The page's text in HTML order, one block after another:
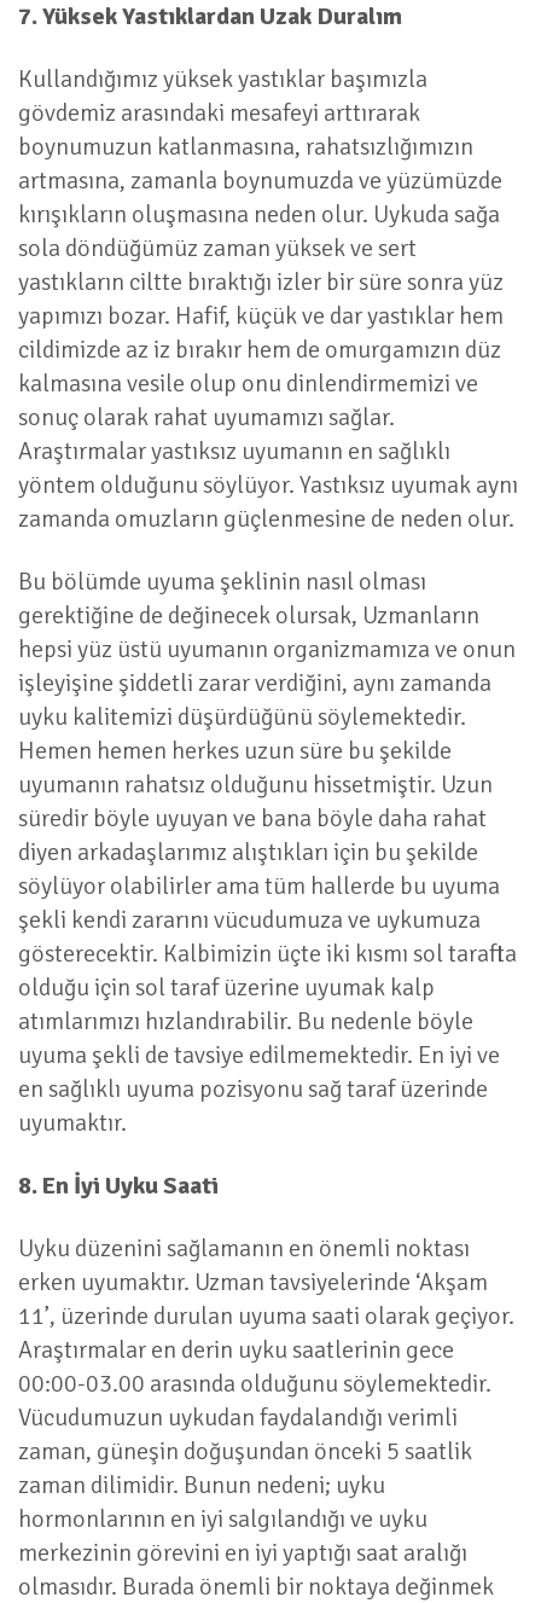
7. Yüksek Yastıklardan Uzak Duralım
Kullandığımız yüksek yastıklar başımızla
gövdemiz arasındaki mesafeyi arttırarak
boynumuzun katlanmasına, rahatsızlığımızın
artmasına, zamanla boynumuzda ve yüzümüzde
kırışıkların oluşmasına neden olur. Uykuda sağa
sola döndüğümüz zaman yüksek ve sert
yastıkların ciltte bıraktığı izler bir süre sonra yüz
yapımızı bozar. Hafif, küçük ve dar yastıklar hem
cildimizde az iz bırakır hem de omurgamızın düz
kalmasına vesile olup onu dinlendirmemizi ve
sonuç olarak rahat uyumamızı sağlar.
Araştırmalar yastıksız uyumanın en sağlıklı
yöntem olduğunu söylüyor. Yastıksız uyumak aynı
zamanda omuzların güçlenmesine de neden olur.
Bu bölümde uyuma şeklinin nasıl olması
gerektiğine de değinecek olursak, Uzmanların
hepsi yüz üstü uyumanın organizmamıza ve onun
işleyişine şiddetli zarar verdiğini, aynı zamanda
uyku kalitemizi düşürdüğünü söylemektedir.
Hemen hemen herkes uzun süre bu şekilde
uyumanın rahatsız olduğunu hissetmiştir. Uzun
süredir böyle uyuyan ve bana böyle daha rahat
diyen arkadaşlarımız alıştıkları için bu şekilde
söylüyor olabilirler ama tüm hallerde bu uyuma
şekli kendi zararını vücudumuza ve uykumuza
gösterecektir. Kalbimizin üçte iki kısmı sol tarafta
olduğu için sol taraf üzerine uyumak kalp
atımlarımızı hızlandırabilir. Bu nedenle böyle
uyuma şekli de tavsiye edilmemektedir. En iyi ve
en sağlıklı uyuma pozisyonu sağ taraf üzerinde
uyumaktır.
8. En İyi Uyku Saati
Uyku düzenini sağlamanın en önemli noktası
erken uyumaktır. Uzman tavsiyelerinde ‘Akşam
11’, üzerinde durulan uyuma saati olarak geçiyor.
Araştırmalar en derin uyku saatlerinin gece
00:00-03.00 arasında olduğunu söylemektedir.
Vücudumuzun uykudan faydalandığı verimli
zaman, güneşin doğuşundan önceki 5 saatlik
zaman dilimidir. Bunun nedeni; uyku
hormonlarının en iyi salgılandığı ve uyku
merkezinin görevini en iyi yaptığı saat aralığı
olmasıdır. Burada önemli bir noktaya değinmek